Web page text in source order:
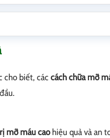
cho biết, các cách chữa mỡ
mỡ máu caohiệu quả và an